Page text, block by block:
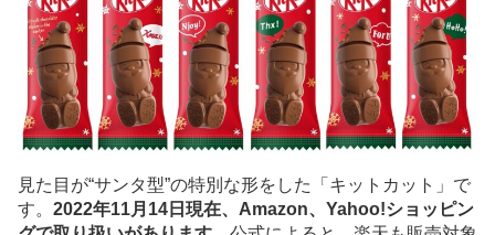
見た目が“サンタ型”の特別な形をした「キットカット」で
す。 2022年11月14日現在、Amazon、Yahoo!ショッピン